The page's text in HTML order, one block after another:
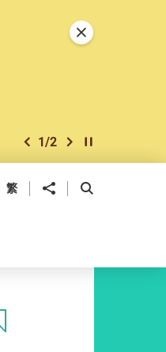
上一个
1/2 下一个开始/暂停幻灯
关闭特別通告
繁 分享到 开启搜寻框